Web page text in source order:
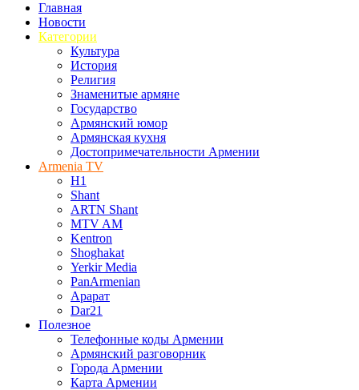
Главная
Новости
Категории
Культура
История
Религия
Знаменитые армяне
Государство
Армянский юмор
Армянская кухня
Достопримечательности Армении
Armenia TV
H1
Shant
ARTN Shant
MTV AM
Kentron
Shoghakat
Yerkir Media
PanArmenian
Арарат
Dar21
Полезное
Телефонные коды Армении
Армянский разговорник
Города Армении
Карта Армении